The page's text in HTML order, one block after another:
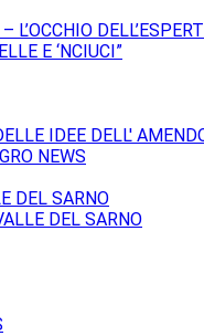
E ‘NCIUCI”
IDEE DELL'
NEWS
DEL SARNO
DEL SARNO